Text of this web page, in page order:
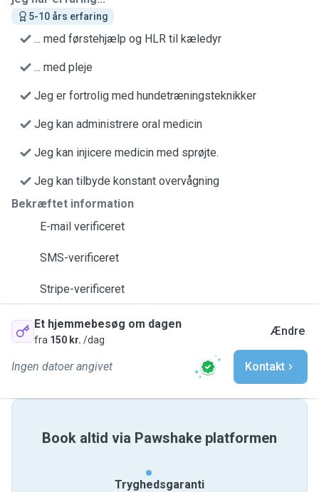
5-10 års erfaring
... med førstehjælp og HLR til kæledyr
... med pleje
Jeg er fortrolig med hundetræningsteknikker
Jeg kan administrere oral medicin
Jeg kan injicere medicin med sprøjte.
Jeg kan tilbyde konstant overvågning
Bekræftet information
E-mail verificeret
SMS-verificeret
Stripe-verificeret
Et hjemmebesøg om dagen
fra 150 kr. /dag
Ændre
Ingen datoer angivet Kontakt
Book altid via Pawshake platformen
Tryghedsgaranti